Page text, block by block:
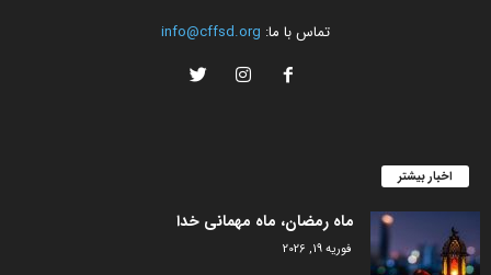
تماس با ما: info@cffsd.org
اخبار بیشتر
ماه رمضان، ماه مهمانی خدا
فوریه 19, 2026